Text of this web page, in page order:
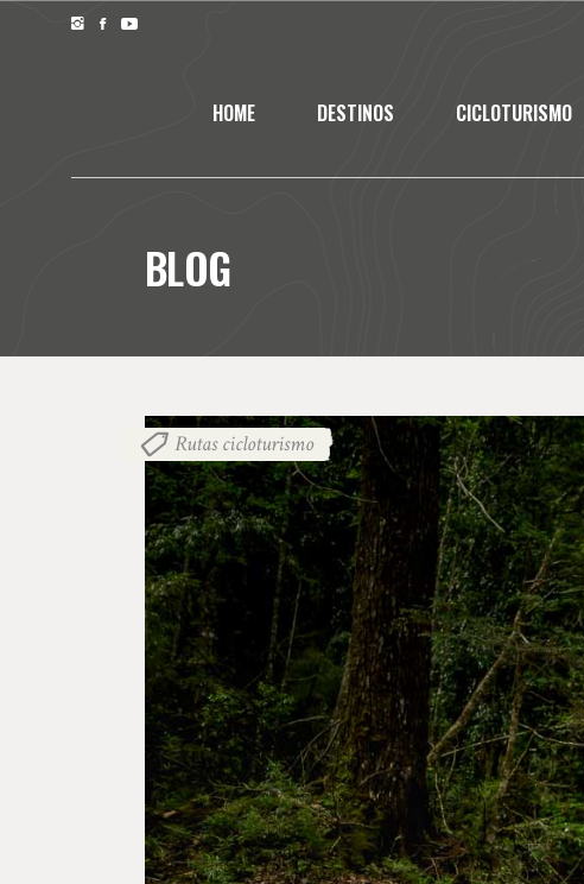
HOME DESTINOS CICLOTURISMO
BLOG
Rutas cicloturismo